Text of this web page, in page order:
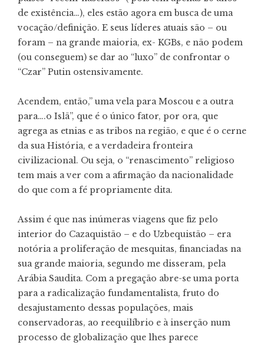
de existência…), eles estão agora em busca de uma
vocação/definição. E seus líderes atuais são – ou
foram – na grande maioria, ex- KGBs, e não podem
(ou conseguem) se dar ao “luxo” de confrontar o
“Czar” Putin ostensivamente.
Acendem, então,” uma vela para Moscou e a outra
para….o Islã”, que é o único fator, por ora, que
agrega as etnias e as tribos na região, e que é o cerne
da sua História, e a verdadeira fronteira
civilizacional. Ou seja, o “renascimento” religioso
tem mais a ver com a afirmação da nacionalidade
do que com a fé propriamente dita.
Assim é que nas inúmeras viagens que fiz pelo
interior do Cazaquistão – e do Uzbequistão – era
notória a proliferação de mesquitas, financiadas na
sua grande maioria, segundo me disseram, pela
Arábia Saudita. Com a pregação abre-se uma porta
para a radicalização fundamentalista, fruto do
desajustamento dessas populações, mais
conservadoras, ao reequilíbrio e à inserção num
processo de globalização que lhes parece